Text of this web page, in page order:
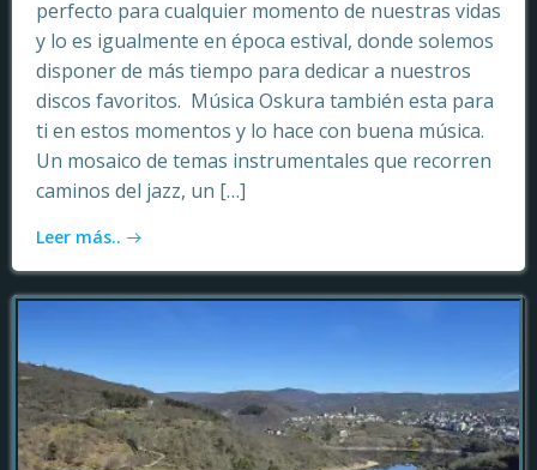
perfecto para cualquier momento de nuestras vidas
y lo es igualmente en época estival, donde solemos
disponer de más tiempo para dedicar a nuestros
discos favoritos. Música Oskura también esta para
ti en estos momentos y lo hace con buena música.
Un mosaico de temas instrumentales que recorren
caminos del jazz, un […]
Leer más..